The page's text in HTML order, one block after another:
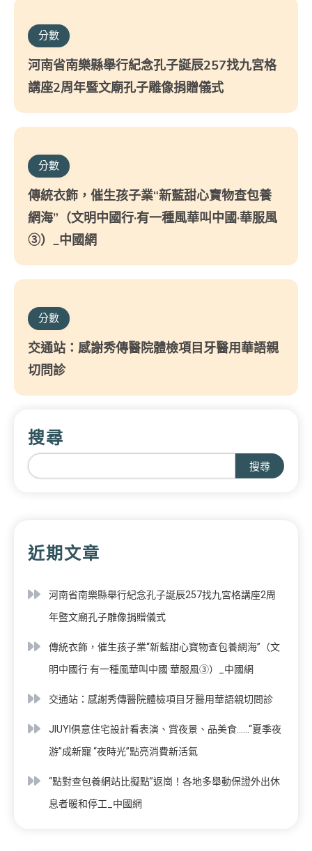
分數
河南省南樂縣舉行紀念孔子誕辰257找九宮格
講座2周年暨文廟孔子雕像捐贈儀式
分數
傳統衣飾，催生孩子業“新藍甜心寶物查包養
網海”（文明中國行·有一種風華叫中國·華服風
③）_中國網
分數
交通站：感謝秀傳醫院體檢項目牙醫用華語親
切問診
搜尋
搜尋
近期文章
河南省南樂縣舉行紀念孔子誕辰257找九宮格講座2周
年暨文廟孔子雕像捐贈儀式
傳統衣飾，催生孩子業“新藍甜心寶物查包養網海”（文
明中國行·有一種風華叫中國·華服風③）_中國網
交通站：感謝秀傳醫院體檢項目牙醫用華語親切問診
JIUYI俱意住宅設計看表演、賞夜景、品美食……“夏季夜
游”成新寵 “夜時光”點亮消費新活氣
“點對查包養網站比擬點”返崗！各地多舉動保證外出休
息者暖和停工_中國網